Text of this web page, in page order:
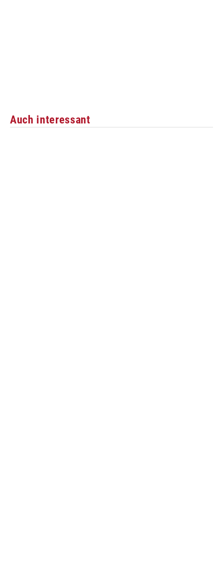
Auch interessant